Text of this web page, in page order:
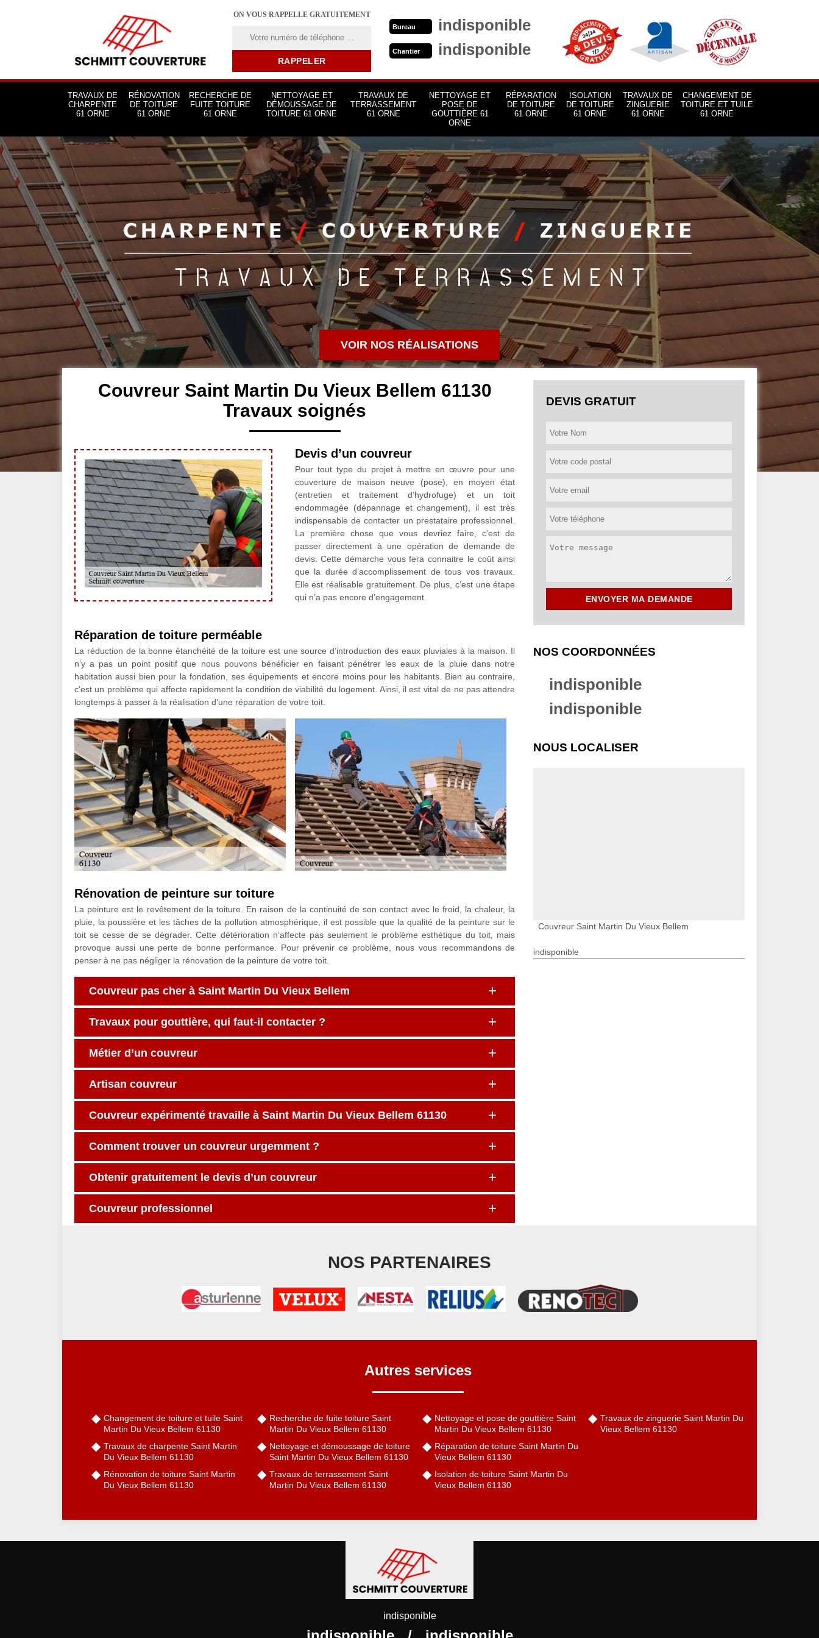
ON VOUS RAPPELLE GRATUITEMENT
Bureau indisponible
Chantier indisponible
TRAVAUX DE
CHARPENTE
61 ORNE
RÉNOVATION
DE TOITURE
61 ORNE
RECHERCHE DE
FUITE TOITURE
61 ORNE
NETTOYAGE ET
DÉMOUSSAGE DE
TOITURE 61 ORNE
TRAVAUX DE
TERRASSEMENT
61 ORNE
NETTOYAGE ET
POSE DE
GOUTTIÈRE 61
ORNE
RÉPARATION
DE TOITURE
61 ORNE
ISOLATION
DE TOITURE
61 ORNE
TRAVAUX DE
ZINGUERIE
61 ORNE
CHANGEMENT DE
TOITURE ET TUILE
61 ORNE
VOIR NOS RÉALISATIONS
Couvreur Saint Martin Du Vieux Bellem 61130
Travaux soignés
Devis d’un couvreur
Pour tout type du projet à mettre en œuvre pour une
couverture de maison neuve (pose), en moyen état
(entretien et traitement d’hydrofuge) et un toit
endommagée (dépannage et changement), il est très
indispensable de contacter un prestataire professionnel.
La première chose que vous devriez faire, c’est de
passer directement à une opération de demande de
devis. Cette démarche vous fera connaitre le coût ainsi
que la durée d’accomplissement de tous vos travaux.
Elle est réalisable gratuitement. De plus, c’est une étape
qui n’a pas encore d’engagement.
Réparation de toiture perméable
La réduction de la bonne étanchéité de la toiture est une source d’introduction des eaux pluviales à la maison. Il
n’y a pas un point positif que nous pouvons bénéficier en faisant pénétrer les eaux de la pluie dans notre
habitation aussi bien pour la fondation, ses équipements et encore moins pour les habitants. Bien au contraire,
c’est un problème qui affecte rapidement la condition de viabilité du logement. Ainsi, il est vital de ne pas attendre
longtemps à passer à la réalisation d’une réparation de votre toit.
Rénovation de peinture sur toiture
La peinture est le revêtement de la toiture. En raison de la continuité de son contact avec le froid, la chaleur, la
pluie, la poussière et les tâches de la pollution atmosphérique, il est possible que la qualité de la peinture sur le
toit se cesse de se dégrader. Cette détérioration n’affecte pas seulement le problème esthétique du toit, mais
provoque aussi une perte de bonne performance. Pour prévenir ce problème, nous vous recommandons de
penser à ne pas négliger la rénovation de la peinture de votre toit.
Couvreur pas cher à Saint Martin Du Vieux Bellem
Travaux pour gouttière, qui faut-il contacter ?
Métier d’un couvreur
Artisan couvreur
Couvreur expérimenté travaille à Saint Martin Du Vieux Bellem 61130
Comment trouver un couvreur urgemment ?
Obtenir gratuitement le devis d’un couvreur
Couvreur professionnel
DEVIS GRATUIT
NOS COORDONNÉES
indisponible
indisponible
NOUS LOCALISER
Couvreur Saint Martin Du Vieux Bellem
indisponible
NOS PARTENAIRES
Autres services
Changement de toiture et tuile Saint
Martin Du Vieux Bellem 61130
Travaux de charpente Saint Martin
Du Vieux Bellem 61130
Rénovation de toiture Saint Martin
Du Vieux Bellem 61130
Recherche de fuite toiture Saint
Martin Du Vieux Bellem 61130
Nettoyage et démoussage de toiture
Saint Martin Du Vieux Bellem 61130
Travaux de terrassement Saint
Martin Du Vieux Bellem 61130
Nettoyage et pose de gouttière Saint
Martin Du Vieux Bellem 61130
Réparation de toiture Saint Martin Du
Vieux Bellem 61130
Isolation de toiture Saint Martin Du
Vieux Bellem 61130
Travaux de zinguerie Saint Martin Du
Vieux Bellem 61130
indisponible